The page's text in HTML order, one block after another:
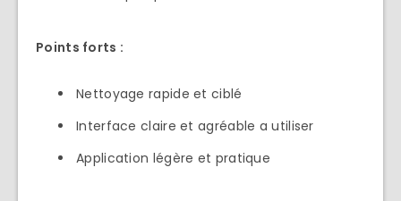
Points forts :
Nettoyage rapide et ciblé
Interface claire et agréable a utiliser
Application légère et pratique